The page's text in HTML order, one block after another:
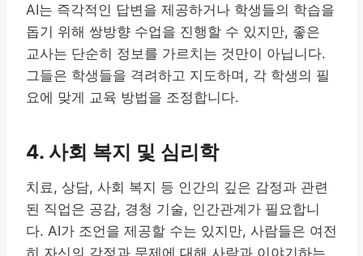
AI는 즉각적인 답변을 제공하거나 학생들의 학습을
돕기 위해 쌍방향 수업을 진행할 수 있지만, 좋은
교사는 단순히 정보를 가르치는 것만이 아닙니다.
그들은 학생들을 격려하고 지도하며, 각 학생의 필
요에 맞게 교육 방법을 조정합니다.
4. 사회 복지 및 심리학
치료, 상담, 사회 복지 등 인간의 깊은 감정과 관련
된 직업은 공감, 경청 기술, 인간관계가 필요합니
다. AI가 조언을 제공할 수는 있지만, 사람들은 여전
히 자신의 감정과 문제에 대해 사람과 이야기하는